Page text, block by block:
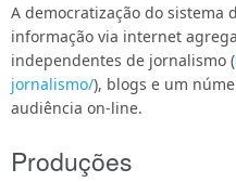
A democratização do sistema
informação via internet
independentes de jornalismo (
jornalismo/), blogs e um
audiência on-line.
Produções